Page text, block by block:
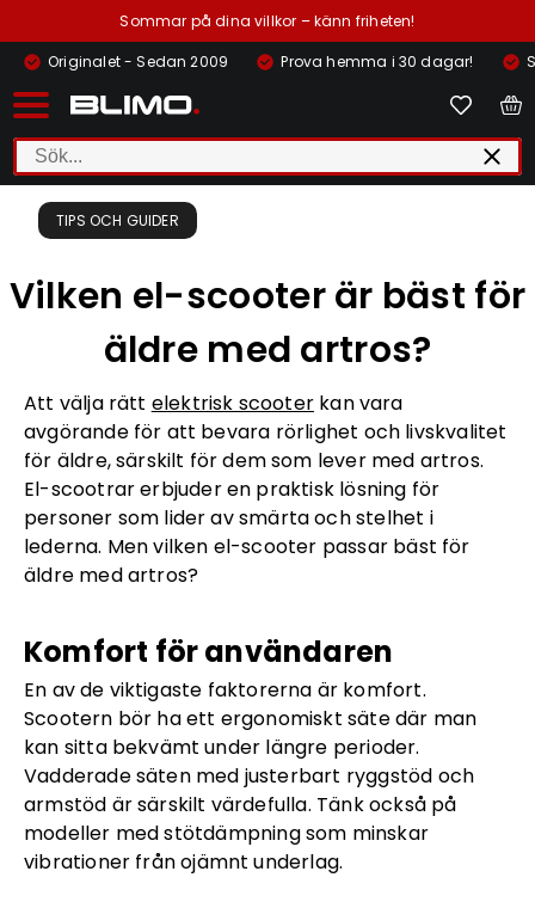
Sommar på dina villkor – känn friheten!
Originalet - Sedan 2009
Prova hemma i 30 dagar!
TIPS OCH GUIDER
Vilken el-scooter är bäst för
äldre med artros?
Att välja rätt elektrisk scooter kan vara
avgörande för att bevara rörlighet och livskvalitet
för äldre, särskilt för dem som lever med artros.
El-scootrar erbjuder en praktisk lösning för
personer som lider av smärta och stelhet i
lederna. Men vilken el-scooter passar bäst för
äldre med artros?
Komfort för användaren
En av de viktigaste faktorerna är komfort.
Scootern bör ha ett ergonomiskt säte där man
kan sitta bekvämt under längre perioder.
Vadderade säten med justerbart ryggstöd och
armstöd är särskilt värdefulla. Tänk också på
modeller med stötdämpning som minskar
vibrationer från ojämnt underlag.